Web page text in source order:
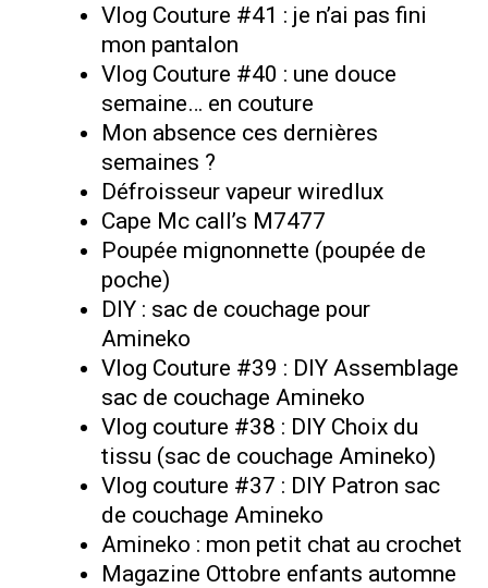
Vlog Couture #41 : je n’ai pas fini
mon pantalon
Vlog Couture #40 : une douce
semaine… en couture
Mon absence ces dernières
semaines ?
Défroisseur vapeur wiredlux
Cape Mc call’s M7477
Poupée mignonnette (poupée de
poche)
DIY : sac de couchage pour
Amineko
Vlog Couture #39 : DIY Assemblage
sac de couchage Amineko
Vlog couture #38 : DIY Choix du
tissu (sac de couchage Amineko)
Vlog couture #37 : DIY Patron sac
de couchage Amineko
Amineko : mon petit chat au crochet
Magazine Ottobre enfants automne